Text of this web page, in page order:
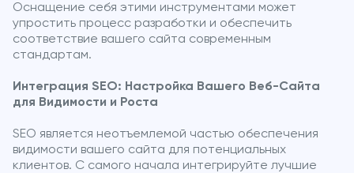
Оснащение себя этими инструментами может
упростить процесс разработки и обеспечить
соответствие вашего сайта современным
стандартам.
Интеграция SEO: Настройка Вашего Веб-Сайта
для Видимости и Роста
SEO является неотъемлемой частью обеспечения
видимости вашего сайта для потенциальных
клиентов. С самого начала интегрируйте лучшие